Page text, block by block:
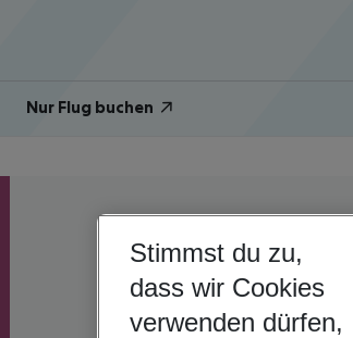
Nur Flug buchen
Stimmst du zu,
dass wir Cookies
verwenden dürfen,